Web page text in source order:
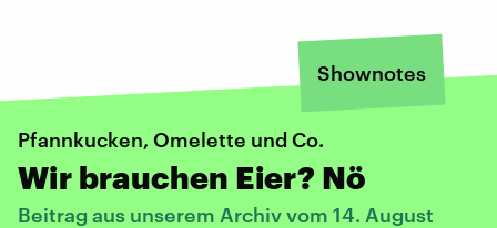
Shownotes
Pfannkucken, Omelette und Co.
Wir brauchen Eier? Nö
Beitrag aus unserem Archiv vom 14. August